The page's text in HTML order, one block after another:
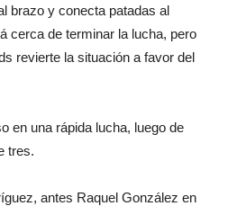
brazo y conecta patadas al
cerca de terminar la lucha, pero
revierte la situación a favor del
en una rápida lucha, luego de
tres.
antes Raquel González en